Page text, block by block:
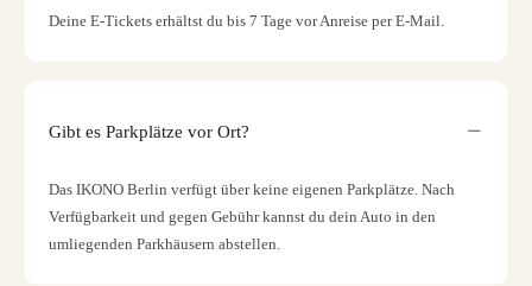
Deine E-Tickets erhältst du bis 7 Tage vor Anreise per E-Mail.
Gibt es Parkplätze vor Ort?
Das IKONO Berlin verfügt über keine eigenen Parkplätze. Nach
Verfügbarkeit und gegen Gebühr kannst du dein Auto in den
umliegenden Parkhäusern abstellen.